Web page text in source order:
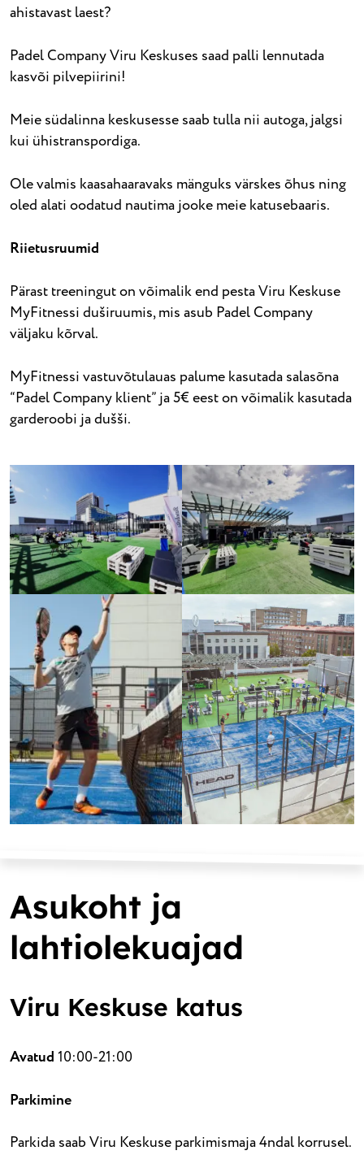
ahistavast laest?
Padel Company Viru Keskuses saad palli lennutada
kasvõi pilvepiirini!
Meie südalinna keskusesse saab tulla nii autoga, jalgsi
kui ühistranspordiga.
Ole valmis kaasahaaravaks mänguks värskes õhus ning
oled alati oodatud nautima jooke meie katusebaaris.
Riietusruumid
Pärast treeningut on võimalik end pesta Viru Keskuse
MyFitnessi duširuumis, mis asub Padel Company
väljaku kõrval.
MyFitnessi vastuvõtulauas palume kasutada salasõna
“Padel Company klient” ja 5€ eest on võimalik kasutada
garderoobi ja dušši.
Asukoht ja
lahtiolekuajad
Viru Keskuse katus
Avatud10:00-21:00
Parkimine
Parkida saab Viru Keskuse parkimismaja 4ndal korrusel.